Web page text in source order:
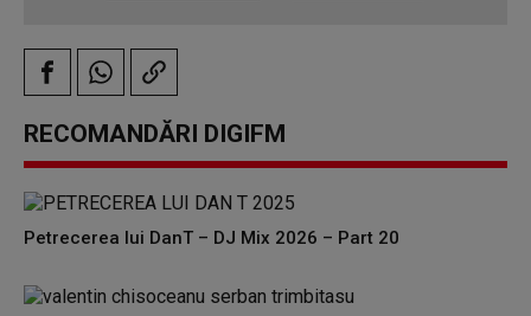
RECOMANDĂRI DIGIFM
Petrecerea lui DanT – DJ Mix 2026 – Part 20